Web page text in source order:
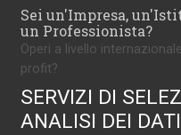
Sei un'Impresa,
un Professionista?
Operi a livello
profit?
SERVIZI DI
ANALISI DEI DATI